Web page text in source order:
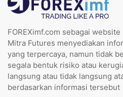
FOREXimf.com sebagai
Mitra Futures menyediakan
yang terpercaya, namun tidak
segala bentuk risiko atau
langsung atau tidak langsung
berdasarkan informasi tersebut